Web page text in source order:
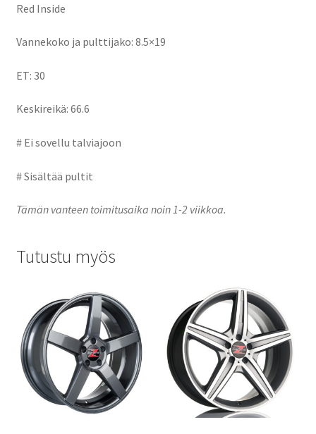
Red Inside
Vannekoko ja pulttijako: 8.5×19
ET: 30
Keskireikä: 66.6
# Ei sovellu talviajoon
# Sisältää pultit
Tämän vanteen toimitusaika noin 1-2 viikkoa.
Tutustu myös